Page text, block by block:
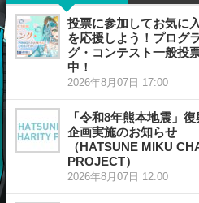
投票に参加してお気に
を応援しよう！プログ
グ・コンテスト一般投
中！
2026年8月07日 17:00
「令和8年熊本地震」
企画実施のお知らせ
（HATSUNE MIKU
PROJECT）
2026年8月07日 12:00